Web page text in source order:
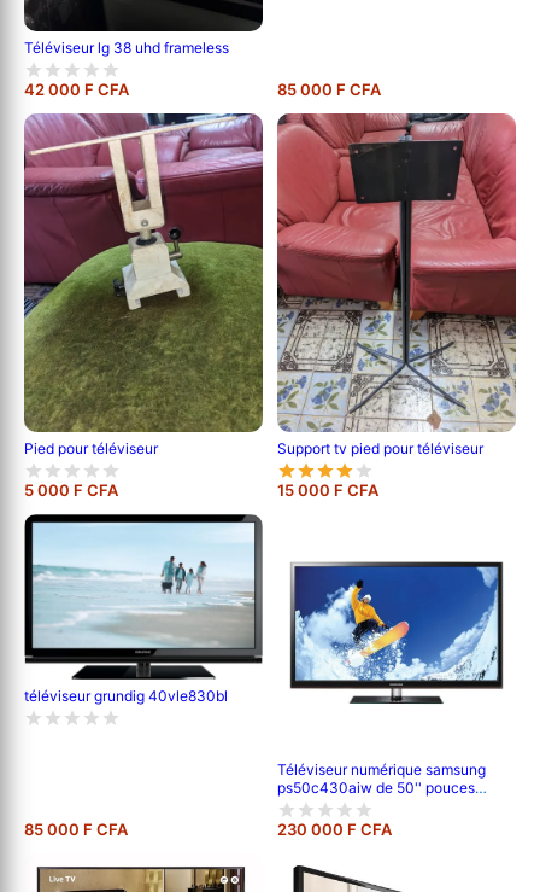
Téléviseur lg 38 uhd frameless
42 000 F CFA 85 000 F CFA
Pied pour téléviseur
5 000 F CFA
Support tv pied pour téléviseur
15 000 F CFA
téléviseur grundig 40vle830bl
85 000 F CFA
Téléviseur numérique samsung
ps50c430aiw de 50'' pouces
;120cm de longueur ,full hd (1080p)
-garantie 6 mois
230 000 F CFA